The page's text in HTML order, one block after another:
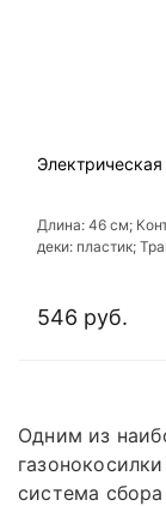
Длина: 46 см;
деки: пластик;
546 руб.
Одним из
система